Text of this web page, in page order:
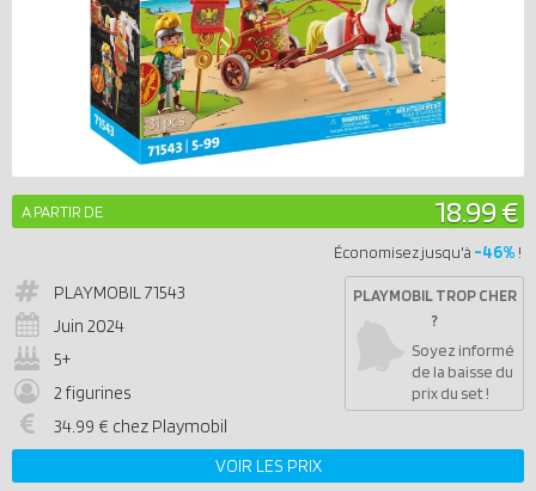
A PARTIR DE 18.99 €
Économisez jusqu'à -46% !
PLAYMOBIL71543
Juin 2024
5+
2 figurines
34.99 € chez Playmobil
PLAYMOBIL TROP CHER
?
Soyez informé
de la baisse du
prix du set !
VOIR LES PRIX